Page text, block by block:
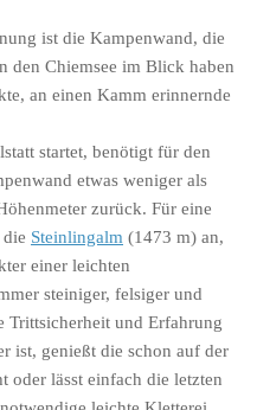
ist die Kampenwand, die
den Chiemsee im Blick haben
an einen Kamm erinnernde
startet, benötigt für den
etwas weniger als
zurück. Für eine
Steinlingalm (1473 m) an,
einer leichten
steiniger, felsiger und
Trittsicherheit und Erfahrung
ist, genießt die schon auf der
oder lässt einfach die letzten